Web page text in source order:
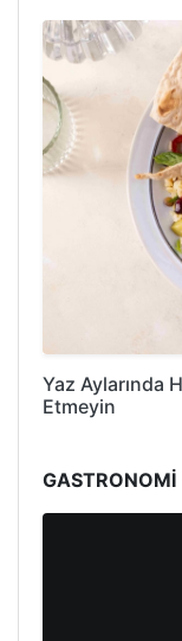
Yaz Aylarında
Etmeyin